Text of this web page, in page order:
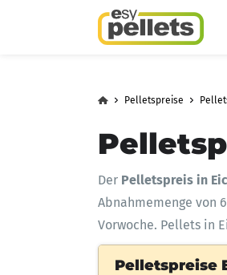
Pelletspreise
Der Pelletspreis in
Abnahmemenge von
Vorwoche. Pellets in
Pelletspreise